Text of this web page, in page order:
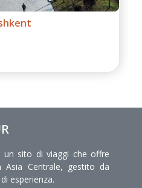
un sito di viaggi che offre
Centrale, gestito da
esperienza.